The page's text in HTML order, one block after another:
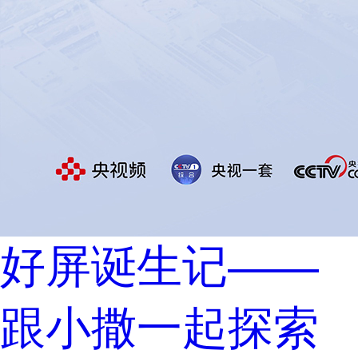
好屏诞生记——
跟小撒一起探索